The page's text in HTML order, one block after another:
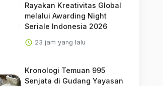
Rayakan Kreativitas Global
melalui Awarding Night
Seriale Indonesia 2026
23 jam yang lalu
Kronologi Temuan 995
Senjata di Gudang Yayasan